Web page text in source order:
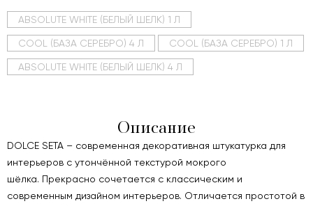
ABSOLUTE WHITE (БЕЛЫЙ ШЕЛК) 1 Л
COOL (БАЗА СЕРЕБРО) 4 Л COOL (БАЗА СЕРЕБРО) 1 Л
ABSOLUTE WHITE (БЕЛЫЙ ШЕЛК) 4 Л
Описание
DOLCE SETA – современная декоративная штукатурка для
интерьеров с утончённой текстурой мокрого
шёлка. Прекрасно сочетается с классическим и
современным дизайном интерьеров. Отличается простотой в